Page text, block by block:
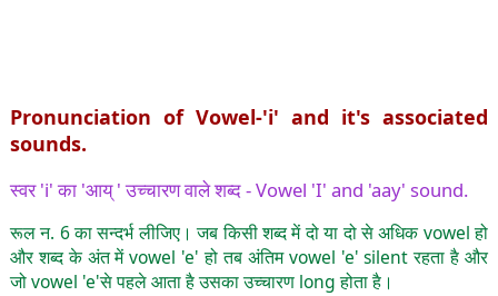
Pronunciation of Vowel-'i' and it's associated
sounds.
स्वर 'i' का 'आय् ' उच्चारण वाले शब्द - Vowel 'I' and 'aay' sound.
रूल न. 6 का सन्दर्भ लीजिए। जब किसी शब्द में दो या दो से अधिक vowel हो
और शब्द के अंत में vowel 'e' हो तब अंतिम vowel 'e' silent रहता है और
जो vowel 'e'से पहले आता है उसका उच्चारण long होता है।